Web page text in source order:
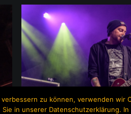
zu können, verwenden
in unserer Datenschutzerklärung.